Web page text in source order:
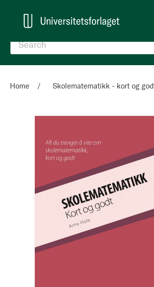
Home Skolematematikk - kort og